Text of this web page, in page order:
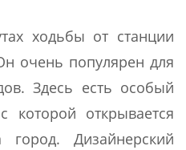
ходьбы от станции
очень популярен для
Здесь есть особый
открывается
Дизайнерский